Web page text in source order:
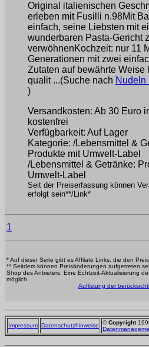
Original italienischen
erleben mit Fusilli n.98Mit
einfach, seine Liebsten mit
wunderbaren Pasta-Gericht
verwöhnenKochzeit: nur 11
Generationen mit zwei
Zutaten auf bewährte Weise
qualit ...(Suche nach Nudeln
)
Versandkosten: Ab 30 Euro
kostenfrei
Verfügbarkeit: Auf Lager
Kategorie: /Lebensmittel &
Produkte mit Umwelt-Label
/Lebensmittel & Getränke:
Umwelt-Label
Seit der Preiserfassung können
erfolgt sein**/Link*
1
* Auf dieser Seite gibt es Affilate Links, die den
** Seitdem können Preisänderungen aufgetreten
Shop des Anbieters. Eine Echtzeit-Aktualisierung
möglich.
Auflistung der
Impressum Datenschutzhinweise ©Copyright